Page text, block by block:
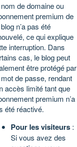
de domaine ou
premium de
n’a pas été
ce qui explique
interruption. Dans
cas, le blog peut
être protégé par
de passe, rendant
accès limité tant que
premium n’a
été réactivé.
Pour les visiteurs :
Si vous avez des